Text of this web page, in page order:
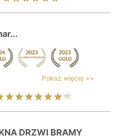
Pokaż więcej >>
DRZWI BRAMY